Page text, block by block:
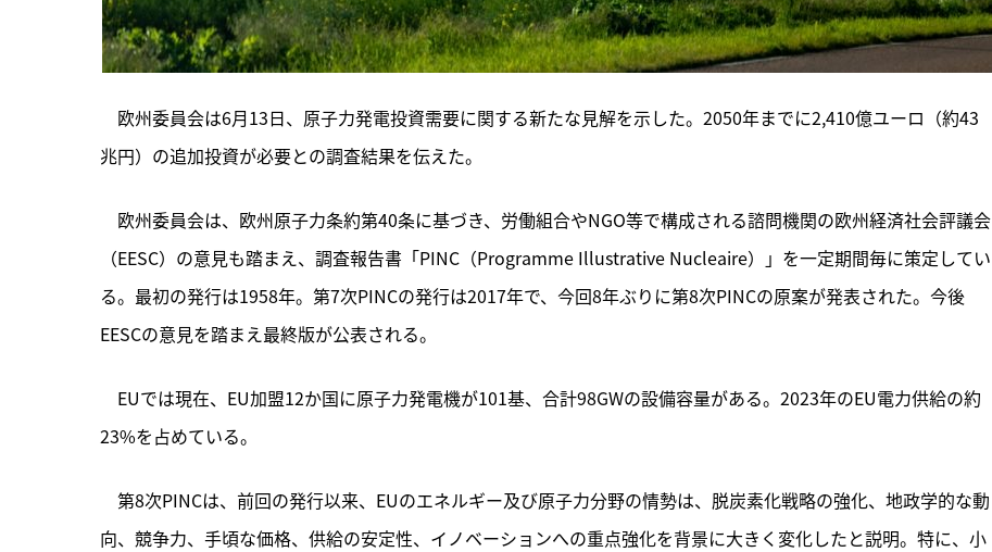
欧州委員会は6月13日、原子力発電投資需要に関する新たな見解を示した。2050年までに2,410億ユーロ（約43
兆円）の追加投資が必要との調査結果を伝えた。
欧州委員会は、 欧州原子力条約第40条に基づき、労働組合やNGO等で構成される諮問機関の欧州経済社会評議会
（EESC）の意見も踏まえ、調査報告書「PINC（Programme Illustrative Nucleaire）」を一定期間毎に策定してい
る。最初の発行は1958年。第7次PINCの発行は2017年で、今回8年ぶりに第8次PINCの原案が発表された。今後
EESCの意見を踏まえ最終版が公表される。
EUでは現在、EU加盟12か国に原子力発電機が101基、合計98GWの設備容量がある。2023年のEU電力供給の約
23%を占めている。
第8次PINCは、前回の発行以来、EUのエネルギー及び原子力分野の情勢は、脱炭素化戦略の強化、地政学的な動
向、競争力、手頃な価格、供給の安定性、イノベーションへの重点強化を背景に大きく変化したと説明。特に、小